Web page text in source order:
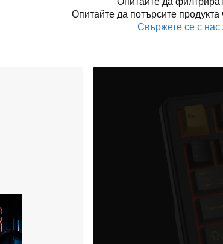
Опитайте да потърсите продукта
Свържете се с нас